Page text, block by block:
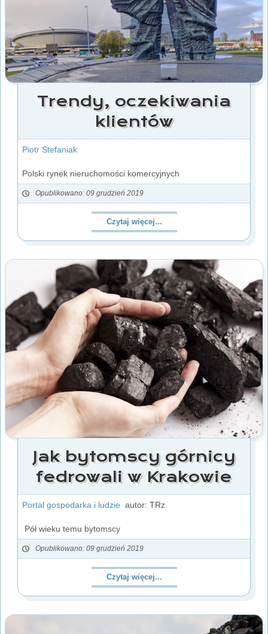
Trendy, oczekiwania
klientów
Piotr Stefaniak
Polski rynek nieruchomości komercyjnych
Opublikowano: 09 grudzień 2019
Czytaj więcej...
Jak bytomscy górnicy
fedrowali w Krakowie
Portal gospodarka i ludzie autor: TRz
Pół wieku temu bytomscy
Opublikowano: 09 grudzień 2019
Czytaj więcej...